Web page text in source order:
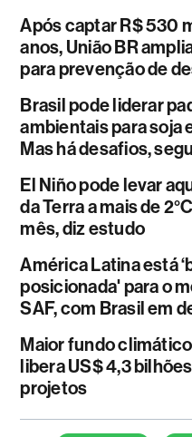
Após captar R$ 530
anos, União BR
para prevenção de
Brasil pode liderar
ambientais para soja
Mas há desafios,
El Niño pode levar
da Terra a mais de
mês, diz estudo
América Latina está
posicionada' para o
SAF, com Brasil em
Maior fundo
libera US$ 4,3
projetos